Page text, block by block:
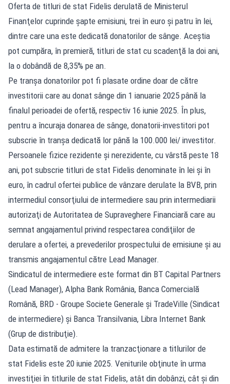
Oferta de titluri de stat Fidelis derulată de Ministerul
Finanţelor cuprinde şapte emisiuni, trei în euro şi patru în lei,
dintre care una este dedicată donatorilor de sânge. Aceștia
pot cumpăra, în premieră, titluri de stat cu scadenţă la doi ani,
la o dobândă de 8,35% pe an.
Pe tranşa donatorilor pot fi plasate ordine doar de către
investitorii care au donat sânge din 1 ianuarie 2025 până la
finalul perioadei de ofertă, respectiv 16 iunie 2025. În plus,
pentru a încuraja donarea de sânge, donatorii-investitori pot
subscrie în tranşa dedicată lor până la 100.000 lei/ investitor.
Persoanele fizice rezidente şi nerezidente, cu vârstă peste 18
ani, pot subscrie titluri de stat Fidelis denominate în lei şi în
euro, în cadrul ofertei publice de vânzare derulate la BVB, prin
intermediul consorţiului de intermediere sau prin intermediarii
autorizaţi de Autoritatea de Supraveghere Financiară care au
semnat angajamentul privind respectarea condiţiilor de
derulare a ofertei, a prevederilor prospectului de emisiune şi au
transmis angajamentul către Lead Manager.
Sindicatul de intermediere este format din BT Capital Partners
(Lead Manager), Alpha Bank România, Banca Comercială
Română, BRD - Groupe Societe Generale şi TradeVille (Sindicat
de intermediere) şi Banca Transilvania, Libra Internet Bank
(Grup de distribuţie).
Data estimată de admitere la tranzacţionare a titlurilor de
stat Fidelis este 20 iunie 2025. Veniturile obţinute în urma
investiţiei în titlurile de stat Fidelis, atât din dobânzi, cât şi din